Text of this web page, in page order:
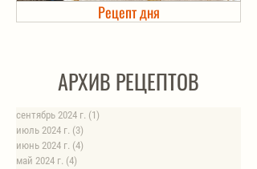
Рецепт дня
Холодец в банке. Автоклав
АРХИВ РЕЦЕПТОВ
сентябрь 2024 г. (1)
июль 2024 г. (3)
июнь 2024 г. (4)
май 2024 г. (4)